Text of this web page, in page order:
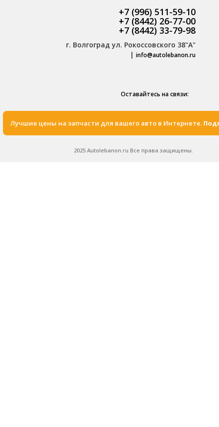
+7 (996) 511-59-10
+7 (8442) 26-77-00
+7 (8442) 33-79-98
г. Волгоград ул. Рокоссовского 38"А"
|info@autolebanon.ru
Оставайтесь на связи:
Лучшие цены на запчасти для вашего авто в Интернете.
2025 Autolebanon.ru Все права защищены.